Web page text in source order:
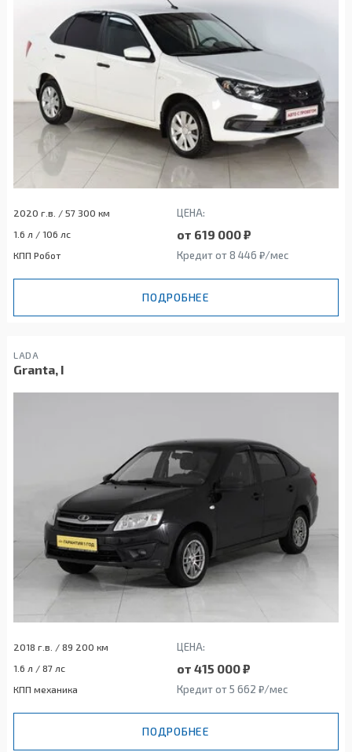
2020 г.в. / 57 300 км ЦЕНА:
1.6 л / 106 лс от 619 000 ₽
КПП Робот Кредит от 8 446 ₽/мес
ПОДРОБНЕЕ
LADA
Granta, I
2018 г.в. / 89 200 км ЦЕНА:
1.6 л / 87 лс от 415 000 ₽
КПП механика Кредит от 5 662 ₽/мес
ПОДРОБНЕЕ